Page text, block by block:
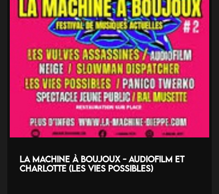
La machine à Boujoux - AudioFilm et
Charlotte (Les vies possibles)